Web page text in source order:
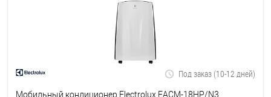
Под заказ (10-12 дней)
Мобильный кондиционер Electrolux EACM-18HP/N3